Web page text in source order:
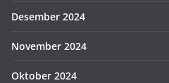
Desember 2024
November 2024
Oktober 2024